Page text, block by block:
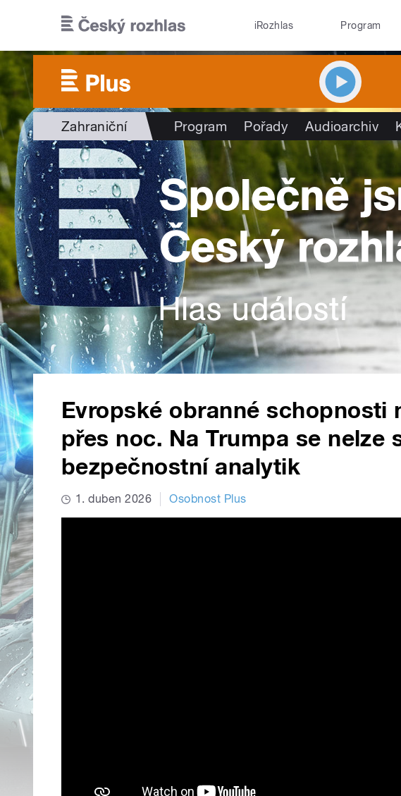
iRozhlas Program
Zahraniční Program Pořady Audioarchiv
Evropské obranné schopnosti
přes noc. Na Trumpa se nelze
bezpečnostní analytik
1. duben 2026 Osobnost Plus